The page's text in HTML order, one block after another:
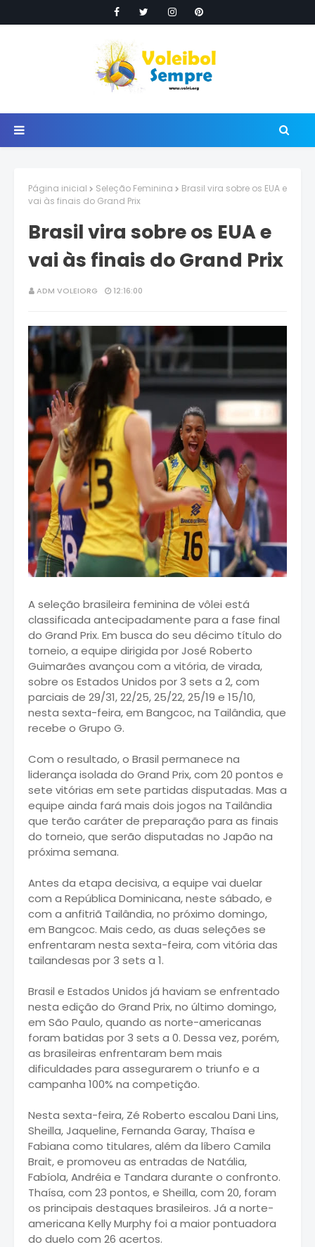
Página inicial Seleção Feminina
Brasil vira sobre os EUA e
vai às finais do Grand Prix
Brasil vira sobre os EUA e
vai às finais do Grand Prix
ADM VOLEIORG 12:16:00
A seleção brasileira feminina de vôlei está
classificada antecipadamente para a fase final
do Grand Prix. Em busca do seu décimo título do
torneio, a equipe dirigida por José Roberto
Guimarães avançou com a vitória, de virada,
sobre os Estados Unidos por 3 sets a 2, com
parciais de 29/31, 22/25, 25/22, 25/19 e 15/10,
nesta sexta-feira, em Bangcoc, na Tailândia, que
recebe o Grupo G.
Com o resultado, o Brasil permanece na
liderança isolada do Grand Prix, com 20 pontos e
sete vitórias em sete partidas disputadas. Mas a
equipe ainda fará mais dois jogos na Tailândia
que terão caráter de preparação para as finais
do torneio, que serão disputadas no Japão na
próxima semana.
Antes da etapa decisiva, a equipe vai duelar
com a República Dominicana, neste sábado, e
com a anfitriã Tailândia, no próximo domingo,
em Bangcoc. Mais cedo, as duas seleções se
enfrentaram nesta sexta-feira, com vitória das
tailandesas por 3 sets a 1.
Brasil e Estados Unidos já haviam se enfrentado
nesta edição do Grand Prix, no último domingo,
em São Paulo, quando as norte-americanas
foram batidas por 3 sets a 0. Dessa vez, porém,
as brasileiras enfrentaram bem mais
dificuldades para assegurarem o triunfo e a
campanha 100% na competição.
Nesta sexta-feira, Zé Roberto escalou Dani Lins,
Sheilla, Jaqueline, Fernanda Garay, Thaísa e
Fabiana como titulares, além da líbero Camila
Brait, e promoveu as entradas de Natália,
Fabíola, Andréia e Tandara durante o confronto.
Thaísa, com 23 pontos, e Sheilla, com 20, foram
os principais destaques brasileiros. Já a norte-
americana Kelly Murphy foi a maior pontuadora
do duelo com 26 acertos.